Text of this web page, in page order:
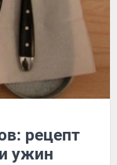
рецепт
ужин